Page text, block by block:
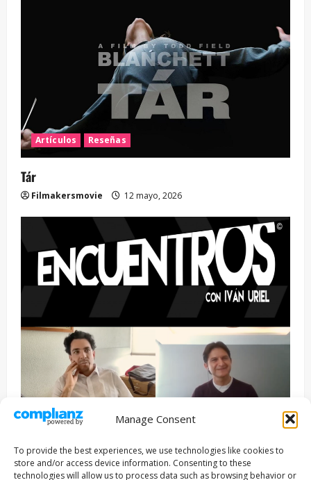
Manage Consent
To provide the best experiences, we use technologies like cookies to
store and/or access device information. Consenting to these
technologies will allow us to process data such as browsing behavior or
Artículos Reseñas
Tár
Filmakersmovie 12 mayo, 2026
Entrevista Series
ENCUENTROS CON IVÁN URIEL T3E22: JUAN PATRICIO